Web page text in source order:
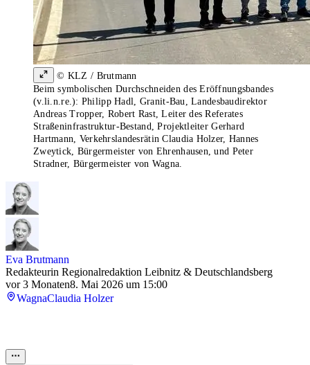
© KLZ / Brutmann
Beim symbolischen Durchschneiden des Eröffnungsbandes
(v.li.n.re.): Philipp Hadl, Granit-Bau, Landesbaudirektor
Andreas Tropper, Robert Rast, Leiter des Referates
Straßeninfrastruktur-Bestand, Projektleiter Gerhard
Hartmann, Verkehrslandesrätin Claudia Holzer, Hannes
Zweytick, Bürgermeister von Ehrenhausen, und Peter
Stradner, Bürgermeister von Wagna.
Eva Brutmann
Redakteurin Regionalredaktion Leibnitz & Deutschlandsberg
vor 3 Monaten8. Mai 2026 um 15:00
WagnaClaudia Holzer